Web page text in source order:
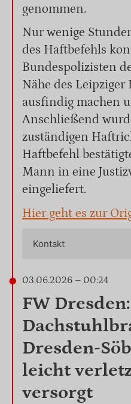
genommen.
Nur wenige
des Haftbefehls
Bundespolizisten
Nähe des
ausfindig machen
Anschließend
zuständigen
Haftbefehl
Mann in eine
eingeliefert.
Hier geht es zur
Kontakt
03.06.2026 – 00:24
FW Dresden:
Dresden-
leicht
versorgt